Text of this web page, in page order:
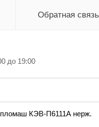
Обратная связь
до 19:00
КЭВ-П6111А нерж.